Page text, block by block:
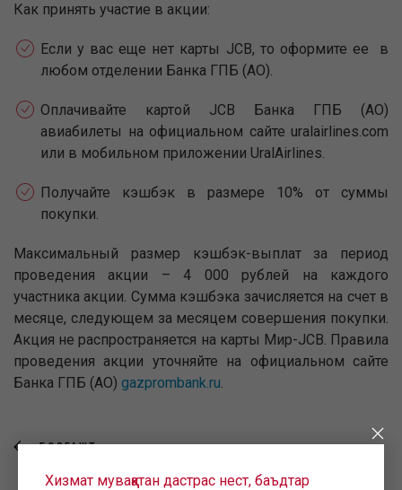
Как принять участие в акции:
Если у вас еще нет карты JCB, то оформите ее в
любом отделении Банка ГПБ (АО).
Оплачивайте картой JCB Банка ГПБ (АО)
авиабилеты на официальном сайте uralairlines.com
или в мобильном приложении UralAirlines.
Получайте кэшбэк в размере 10% от суммы
покупки.
Максимальный размер кэшбэк-выплат за период
проведения акции – 4 000 рублей на каждого
участника акции. Сумма кэшбэка зачисляется на счет в
месяце, следующем за месяцем совершения покупки.
Акция не распространяется на карты Мир-JCB. Правила
проведения акции уточняйте на официальном сайте
Банка ГПБ (АО) gazprombank.ru.
БОЗГАШТ
Хизмат муваққатан дастрас нест, баъдтар